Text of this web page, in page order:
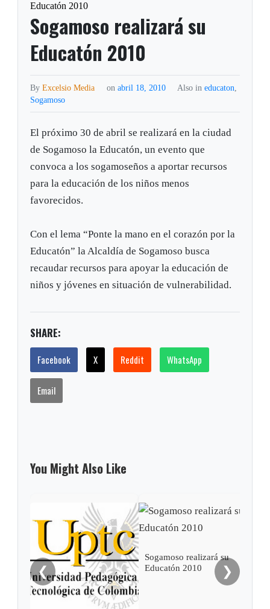
Educatón 2010
Sogamoso realizará su
Educatón 2010
ByExcelsio Media on abril 18, 2010 Also in educaton,
Sogamoso
El próximo 30 de abril se realizará en la ciudad
de Sogamoso la Educatón, un evento que
convoca a los sogamoseños a aportar recursos
para la educación de los niños menos
favorecidos.
Con el lema “Ponte la mano en el corazón por la
Educatón” la Alcaldía de Sogamoso busca
recaudar recursos para apoyar la educación de
niños y jóvenes en situación de vulnerabilidad.
SHARE:
Facebook X Reddit WhatsApp
Email
You Might Also Like
❮
Sogamoso realizará su
Educatón 2010
❯